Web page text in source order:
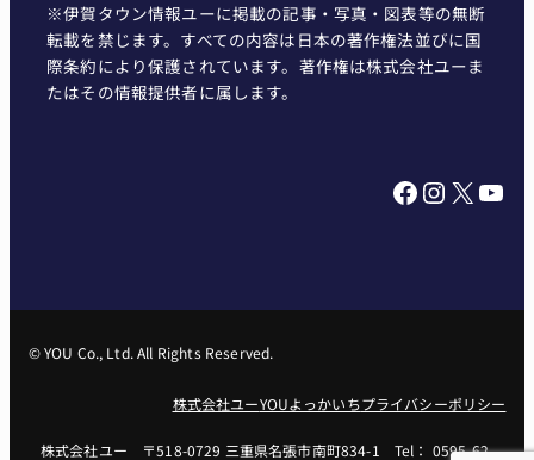
※伊賀タウン情報ユーに掲載の記事・写真・図表等の無断
転載を禁じます。すべての内容は日本の著作権法並びに国
際条約により保護されています。著作権は株式会社ユーま
たはその情報提供者に属します。
Facebook InstagramX YouTube
© YOU Co., Ltd. All Rights Reserved.
株式会社ユーYOUよっかいちプライバシーポリシー
株式会社ユー 〒518-0729 三重県名張市南町834-1 Tel： 0595-62-